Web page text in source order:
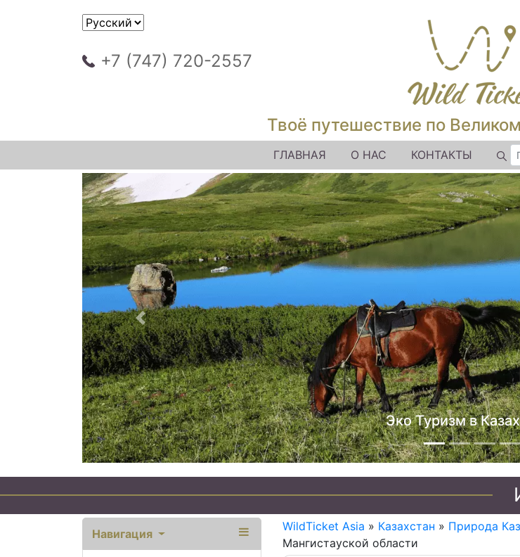
+7 (747) 720-2557
Твоё путешествие по
ГЛАВНАЯ О НАС КОНТАКТЫ
Эко Туризм в Казахстане
Предыдущий
Навигация
WildTicket Asia » Казахстан » Природа
Мангистауской области